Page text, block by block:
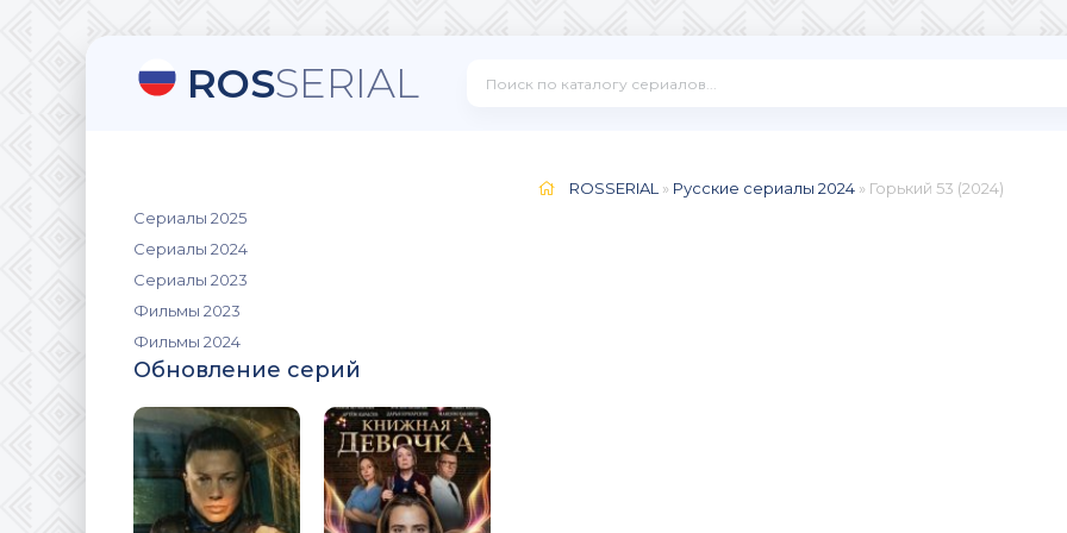
ROSSERIAL
Сериалы 2025
Сериалы 2024
Сериалы 2023
Фильмы 2023
Фильмы 2024
Обновление серий
ROSSERIAL » Русские сериалы 2024 » Горький 53 (2024)